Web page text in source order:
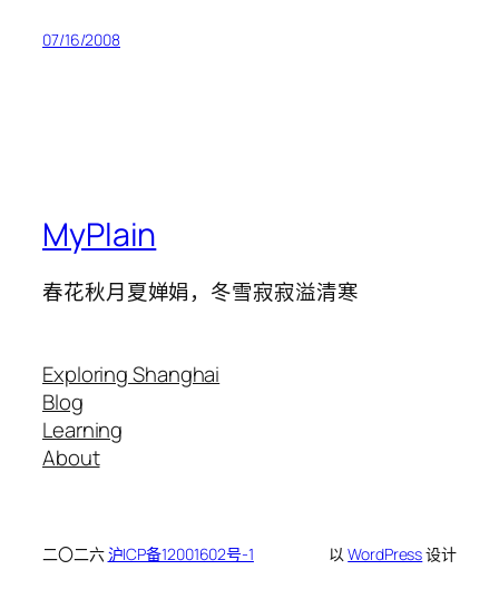
07/16/2008
MyPlain
春花秋月夏婵娟，冬雪寂寂溢清寒
Exploring Shanghai
Blog
Learning
About
二〇二六沪ICP备12001602号-1 以WordPress设计